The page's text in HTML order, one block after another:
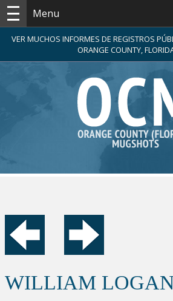
Menu
VER MUCHOS INFORMES DE REGISTROS
ORANGE COUNTY,
WILLIAM